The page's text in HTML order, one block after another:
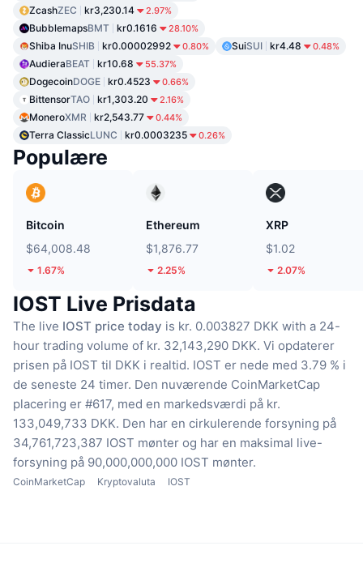
ZcashZEC kr3,230.14 2.97%
BubblemapsBMT kr0.1616 28.10%
Shiba InuSHIB kr0.00002992 0.80% SuiSUI kr4.48 0.48%
AudieraBEAT kr10.68 55.37%
DogecoinDOGE kr0.4523 0.66%
BittensorTAO kr1,303.20 2.16%
MoneroXMR kr2,543.77 0.44%
Terra ClassicLUNC kr0.0003235 0.26%
Populære
Bitcoin
$64,008.48
1.67%
Ethereum
$1,876.77
2.25%
XRP
$1.02
2.07%
IOST Live Prisdata
The live IOST price today is kr. 0.003827 DKK with a 24-
hour trading volume of kr. 32,143,290 DKK. Vi opdaterer
prisen på IOST til DKK i realtid. IOST er nede med 3.79 % i
de seneste 24 timer. Den nuværende CoinMarketCap
placering er #617, med en markedsværdi på kr.
133,049,733 DKK. Den har en cirkulerende forsyning på
34,761,723,387 IOST mønter og har en maksimal live-
forsyning på 90,000,000,000 IOST mønter.
CoinMarketCap Kryptovaluta IOST